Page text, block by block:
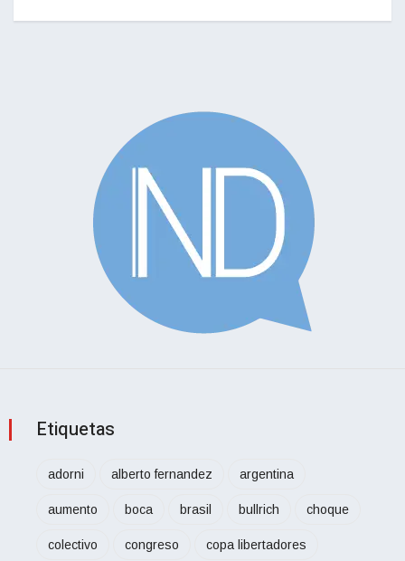
Etiquetas
adorni alberto fernandez argentina
aumento boca brasil bullrich choque
colectivo congreso copa libertadores